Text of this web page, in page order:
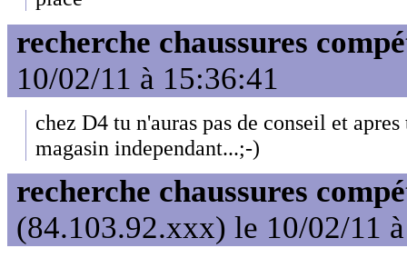
recherche chaussures
10/02/11 à 15:36:41
chez D4 tu n'auras pas de conseil et
magasin independant...;-)
recherche chaussures
(84.103.92.xxx) le 10/02/11